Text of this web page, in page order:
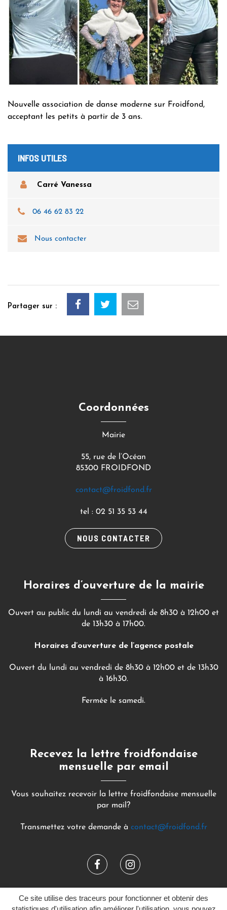
Ce site utilise des traceurs pour fonctionner et obtenir des
Nouvelle association de danse moderne sur Froidfond,
acceptant les petits à partir de 3 ans.
INFOS UTILES
Carré Vanessa
06 46 62 83 22
Nous contacter
Partager sur :
Coordonnées
Mairie
55, rue de l’Océan
85300 FROIDFOND
contact@froidfond.fr
tel : 02 51 35 53 44
NOUS CONTACTER
Horaires d’ouverture de la mairie
Ouvert au public du lundi au vendredi de 8h30 à 12h00 et
de 13h30 à 17h00.
Horaires d’ouverture de l’agence postale
Ouvert du lundi au vendredi de 8h30 à 12h00 et de 13h30
à 16h30.
Fermée le samedi.
Recevez la lettre froidfondaise
mensuelle par email
Vous souhaitez recevoir la lettre froidfondaise mensuelle
par mail?
Transmettez votre demande à contact@froidfond.fr
Lien
vers
le
Lien
vers
le
ACCESSIBILITÉ
PLAN DU SITE
POLITIQUE DE CONFIDENTIALITÉ
MENTIONS LÉGALES